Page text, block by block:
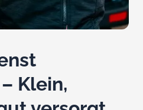
Klein,